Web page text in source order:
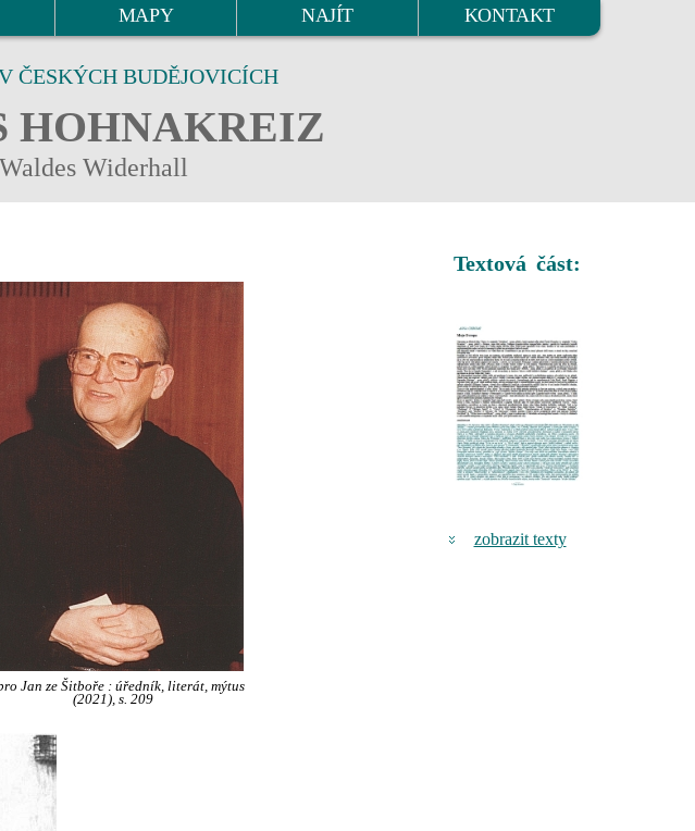
MAPY NAJÍT KONTAKT
ČESKÝCH BUDĚJOVICÍCH
HOHNAKREIZ
Widerhall
Jan ze Šitboře : úředník, literát, mýtus
(2021), s. 209
Textová část:
zobrazit texty